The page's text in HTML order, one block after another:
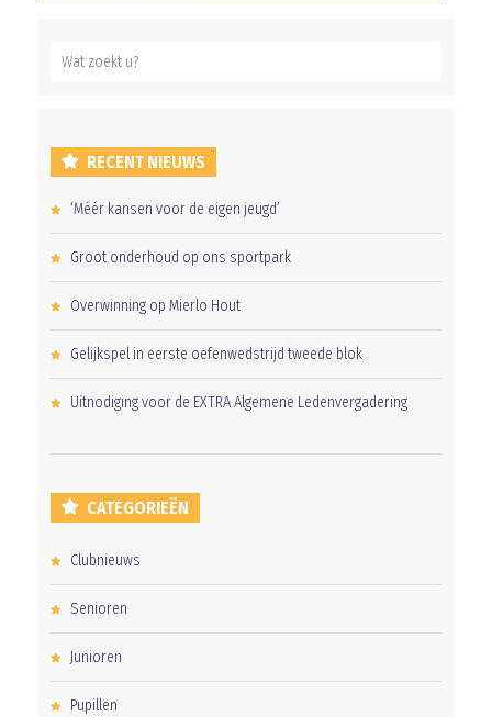
RECENT NIEUWS
‘Méér kansen voor de eigen jeugd’
Groot onderhoud op ons sportpark
Overwinning op Mierlo Hout
Gelijkspel in eerste oefenwedstrijd tweede blok
Uitnodiging voor de EXTRA Algemene Ledenvergadering
CATEGORIEËN
Clubnieuws
Senioren
Junioren
Pupillen